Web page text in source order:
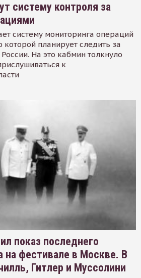
систему контроля за
систему мониторинга операций
планирует следить за
На это кабмин толкнуло
к
показ последнего
на фестивале в Москве. В
Гитлер и Муссолини